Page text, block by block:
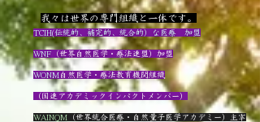
我々は世界の専門組織と一体です。
TCIH(伝統的、補完的、統合的）な医療 加盟
WNF （世界自然医学・療法連盟）加盟
​WONM 自然医学・療法教育機関組織
（国連アカデミックインパクトメンバー）
WAINQM （世界統合医療・自然量子医学アカデミー）主宰